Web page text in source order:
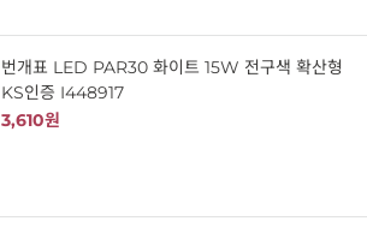
번개표 LED PAR30 화이트 15W 전구색 확산형
KS인증 I448917
3,610원